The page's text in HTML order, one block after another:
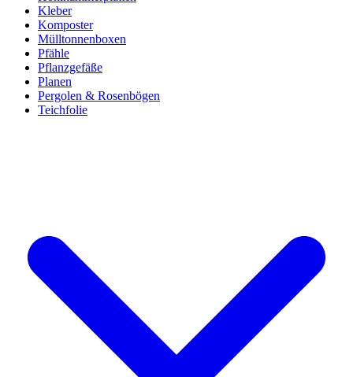
Kleber
Komposter
Mülltonnenboxen
Pfähle
Pflanzgefäße
Planen
Pergolen & Rosenbögen
Teichfolie